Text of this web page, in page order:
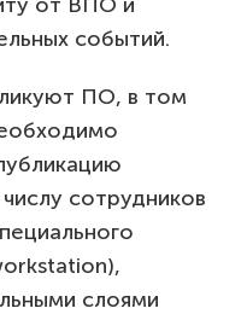
событий.
ПО, в том
сотрудников
слоями